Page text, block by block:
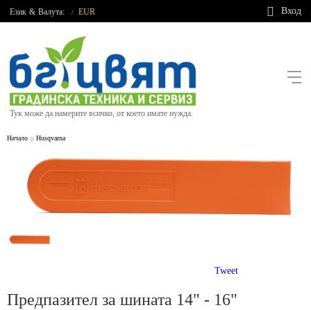
Език & Валута: / EUR Вход
Тук може да намерите всичко, от което имате нужда.
Начало Husqvarna
Tweet
Предпазител за шината 14" - 16"